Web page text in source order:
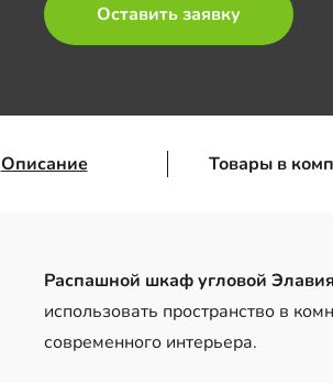
Оставить заявку
Описание Товары в
Распашной шкаф угловой
использовать пространство в
современного интерьера.